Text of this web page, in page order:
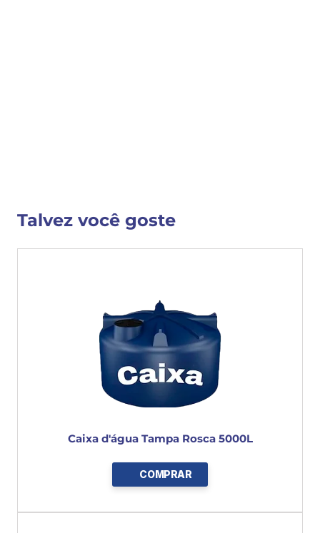
VER MAIS INFORMAÇÕES
Talvez você goste
Caixa d'água Tampa Rosca 5000L
COMPRAR